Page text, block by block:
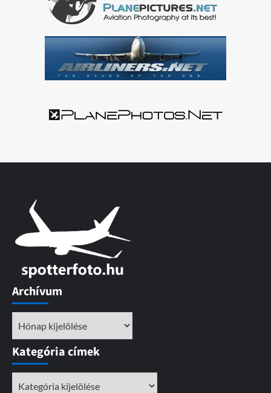
Archívum
Kategória címek